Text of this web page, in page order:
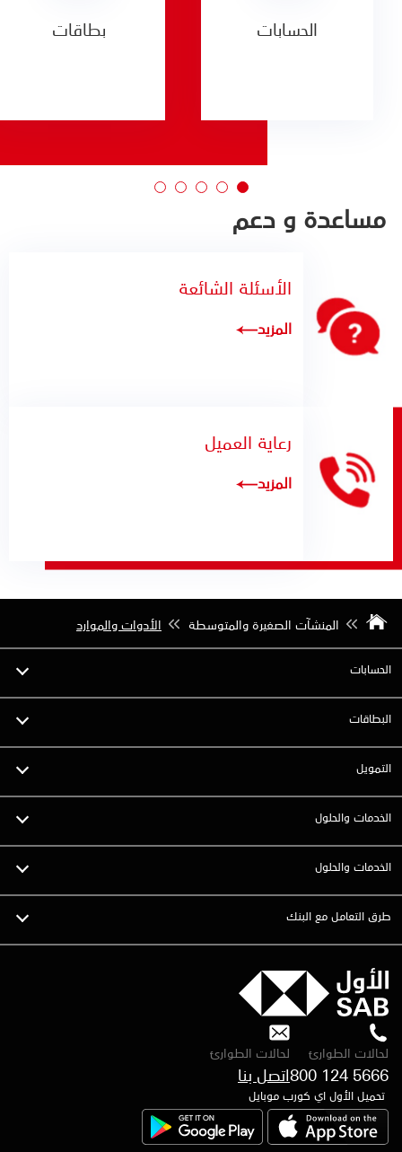
الحسابات بطاقات
مساعدة و دعم
الأسئلة الشائعة
المزيد
رعاية العميل
المزيد
المنشآت الصغيرة والمتوسطة الأدوات والموارد
الحسابات
البطاقات
التمويل
الخدمات والحلول
الخدمات والحلول
طرق التعامل مع البنك
لحالات الطوارئ
800 124 5666
لحالات الطوارئ
تحميل الأول اي كورب موبايل